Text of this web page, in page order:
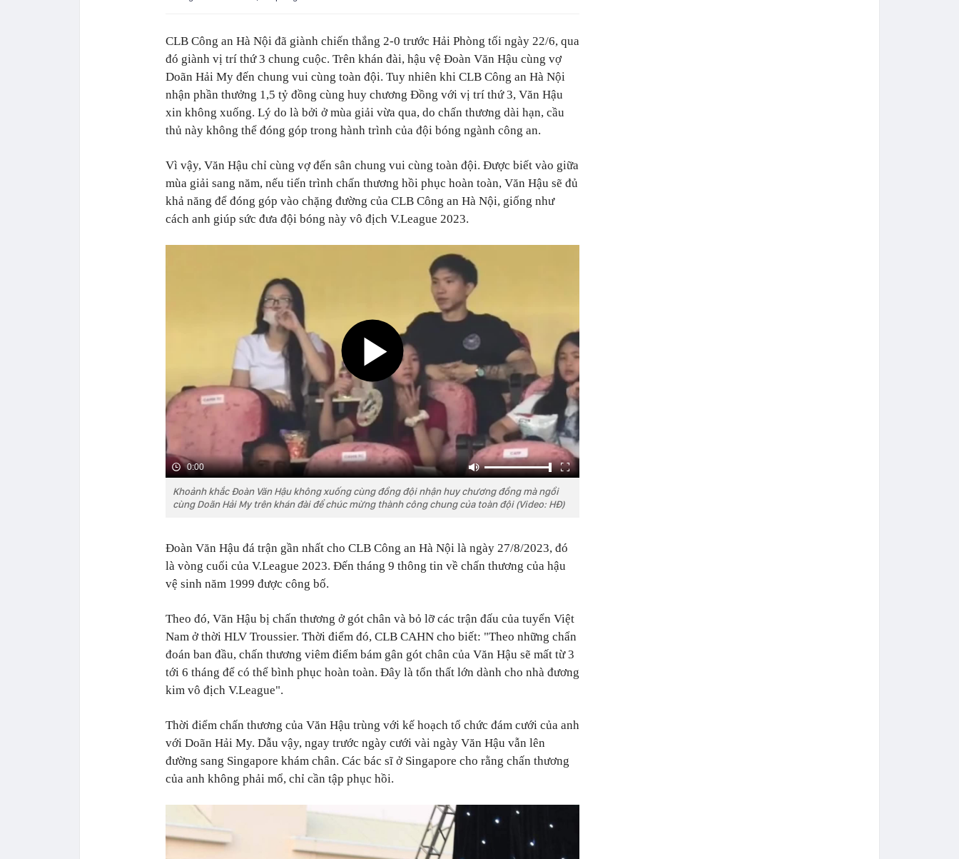
CLB Công an Hà Nội đã giành chiến thắng 2-0 trước Hải Phòng tối ngày 22/6, qua
đó giành vị trí thứ 3 chung cuộc. Trên khán đài, hậu vệ Đoàn Văn Hậu cùng vợ
Doãn Hải My đến chung vui cùng toàn đội. Tuy nhiên khi CLB Công an Hà Nội
nhận phần thưởng 1,5 tỷ đồng cùng huy chương Đồng với vị trí thứ 3, Văn Hậu
xin không xuống. Lý do là bởi ở mùa giải vừa qua, do chấn thương dài hạn, cầu
thủ này không thể đóng góp trong hành trình của đội bóng ngành công an.
Vì vậy, Văn Hậu chỉ cùng vợ đến sân chung vui cùng toàn đội. Được biết vào giữa
mùa giải sang năm, nếu tiến trình chấn thương hồi phục hoàn toàn, Văn Hậu sẽ đủ
khả năng để đóng góp vào chặng đường của CLB Công an Hà Nội, giống như
cách anh giúp sức đưa đội bóng này vô địch V.League 2023.
0:00
Khoảnh khắc Đoàn Văn Hậu không xuống cùng đồng đội nhận huy chương đồng mà ngồi
cùng Doãn Hải My trên khán đài để chúc mừng thành công chung của toàn đội (Video: HĐ)
Đoàn Văn Hậu đá trận gần nhất cho CLB Công an Hà Nội là ngày 27/8/2023, đó
là vòng cuối của V.League 2023. Đến tháng 9 thông tin về chấn thương của hậu
vệ sinh năm 1999 được công bố.
Theo đó, Văn Hậu bị chấn thương ở gót chân và bỏ lỡ các trận đấu của tuyển Việt
Nam ở thời HLV Troussier. Thời điểm đó, CLB CAHN cho biết: "Theo những chẩn
đoán ban đầu, chấn thương viêm điểm bám gân gót chân của Văn Hậu sẽ mất từ 3
tới 6 tháng để có thể bình phục hoàn toàn. Đây là tổn thất lớn dành cho nhà đương
kim vô địch V.League".
Thời điểm chấn thương của Văn Hậu trùng với kế hoạch tổ chức đám cưới của anh
với Doãn Hải My. Dẫu vậy, ngay trước ngày cưới vài ngày Văn Hậu vẫn lên
đường sang Singapore khám chân. Các bác sĩ ở Singapore cho rằng chấn thương
của anh không phải mổ, chỉ cần tập phục hồi.